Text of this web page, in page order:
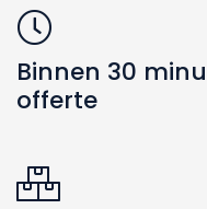
Binnen 30
offerte